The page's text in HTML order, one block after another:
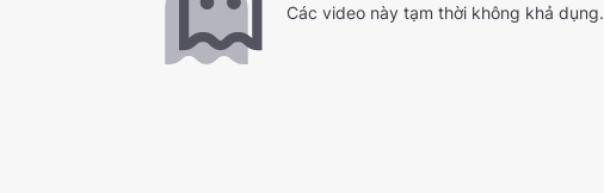
Các video này tạm thời không khả dụng.